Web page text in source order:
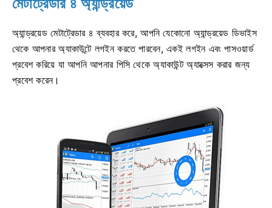
অ্যান্ড্রয়েড মেটাট্রেডার ৪ ব্যবহার করে, আপনি যেকোনো অ্যান্ড্রয়েড ডিভাইস
থেকে আপনার অ্যাকাউন্টে লগইন করতে পারবেন, একই লগইন এবং পাসওয়ার্ড
প্রবেশ করিয়ে যা আপনি আপনার পিসি থেকে অ্যাকাউন্ট অ্যাক্সেস করার জন্য
প্রবেশ করেন।